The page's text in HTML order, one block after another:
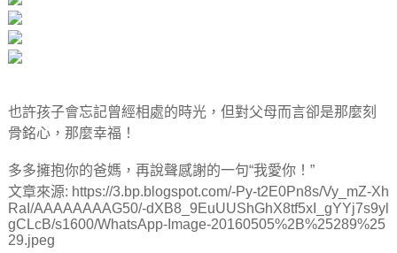
也許孩子會忘記曾經相處的時光，但對父母而言卻是那麼刻
骨銘心，那麼幸福！
多多擁抱你的爸媽，再說聲感謝的一句“我愛你！”
文章來源: https://3.bp.blogspot.com/-Py-t2E0Pn8s/Vy_mZ-Xh
RaI/AAAAAAAAG50/-dXB8_9EuUUShGhX8tf5xI_gYYj7s9yl
gCLcB/s1600/WhatsApp-Image-20160505%2B%25289%25
29.jpeg